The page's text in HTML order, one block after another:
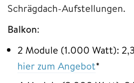
Schrägdach-Aufstellungen.
Balkon:
2 Module (1.000 Watt):
hier zum Angebot*